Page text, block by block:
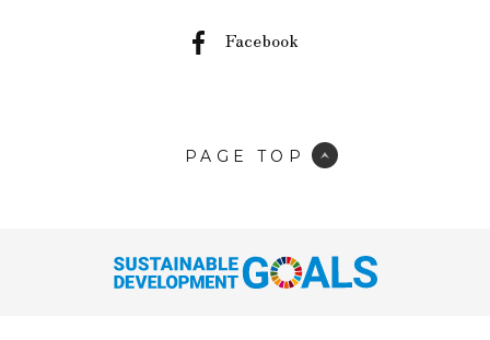
Facebook
PAGE TOP